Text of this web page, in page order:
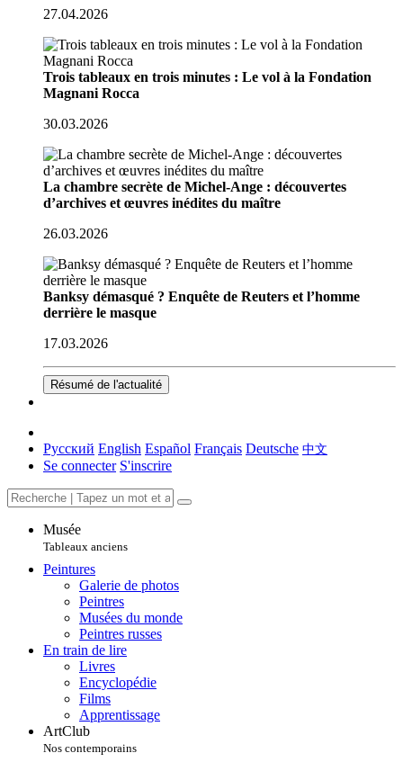
27.04.2026
Trois tableaux en trois minutes : Le vol à la Fondation
Magnani Rocca
30.03.2026
La chambre secrète de Michel-Ange : découvertes
d’archives et œuvres inédites du maître
26.03.2026
Banksy démasqué ? Enquête de Reuters et l’homme
derrière le masque
17.03.2026
Résumé de l'actualité
Русский English Español Français Deutsche 中文
Se connecter S'inscrire
Musée
Tableaux anciens
Peintures
Galerie de photos
Peintres
Musées du monde
Peintres russes
En train de lire
Livres
Encyclopédie
Films
Apprentissage
ArtClub
Nos contemporains